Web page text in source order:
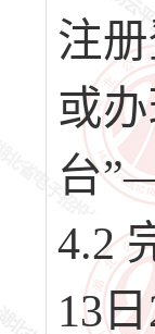
注
或
台
4.2
13